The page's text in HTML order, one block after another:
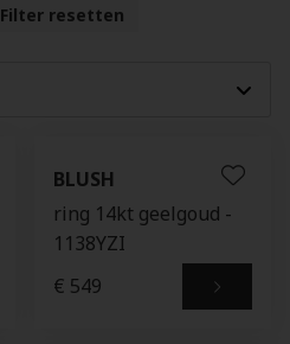
Filter resetten
BLUSH
ring 14kt geelgoud -
1138YZI
€ 549